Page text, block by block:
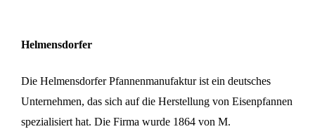
Helmensdorfer
Die Helmensdorfer Pfannenmanufaktur ist ein deutsches
Unternehmen, das sich auf die Herstellung von Eisenpfannen
spezialisiert hat. Die Firma wurde 1864 von M.